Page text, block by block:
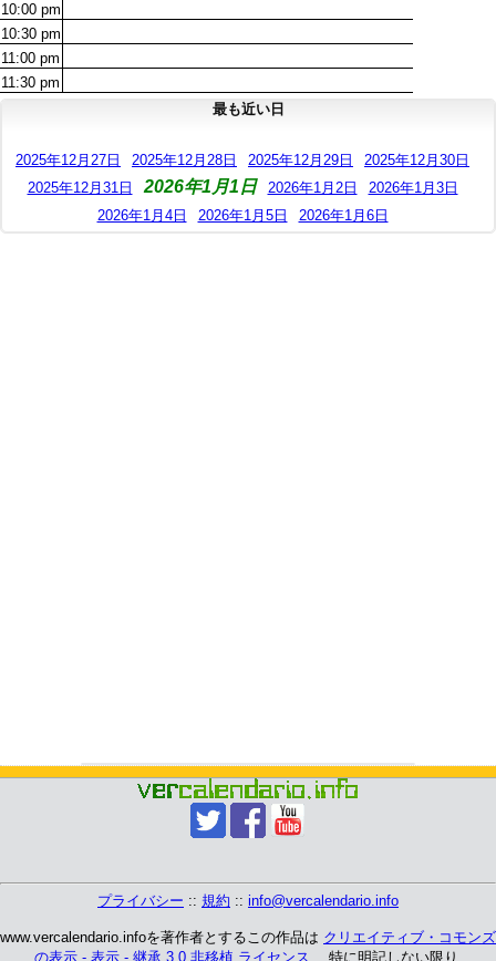
10:00 pm
10:30 pm
11:00 pm
11:30 pm
最も近い日
2025年12月27日 2025年12月28日 2025年12月29日
2025年12月30日
2025年12月31日
2026年1月1日 2026年1月2日
2026年1月3日
2026年1月4日
2026年1月5日 2026年1月6日
プライバシー :: 規約 :: info@vercalendario.info
www.vercalendario.infoを著作者とするこの作品は クリエイティブ・コモンズ
の表示 - 表示 - 継承 3.0 非移植 ライセンス 、 特に明記しない限り.